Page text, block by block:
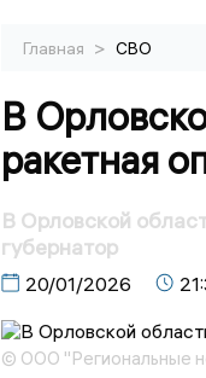
Главная > СВО
В
ракетная
В Орловской
губернатор
20/01/2026
© ООО "Региональные